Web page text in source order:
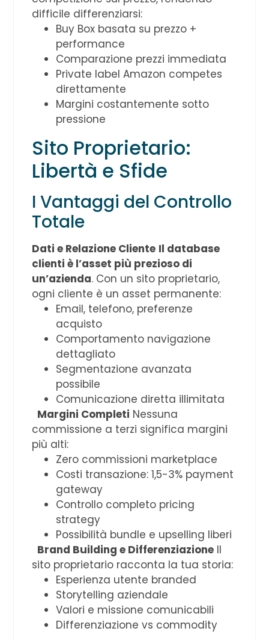
difficile differenziarsi:
Buy Box basata su prezzo +
performance
Comparazione prezzi immediata
Private label Amazon competes
direttamente
Margini costantemente sotto
pressione
Sito Proprietario:
Libertà e Sfide
I Vantaggi del Controllo
Totale
Dati e Relazione Cliente Il database
clienti è l’asset più prezioso di
un’azienda. Con un sito proprietario,
ogni cliente è un asset permanente:
Email, telefono, preferenze
acquisto
Comportamento navigazione
dettagliato
Segmentazione avanzata
possibile
Comunicazione diretta illimitata
Margini Completi Nessuna
commissione a terzi significa margini
più alti:
Zero commissioni marketplace
Costi transazione: 1,5-3% payment
gateway
Controllo completo pricing
strategy
Possibilità bundle e upselling liberi
Brand Building e Differenziazione Il
sito proprietario racconta la tua storia:
Esperienza utente branded
Storytelling aziendale
Valori e missione comunicabili
Differenziazione vs commodity